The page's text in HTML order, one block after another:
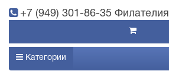
+7 (949) 301-86-35 Филателия
Категории